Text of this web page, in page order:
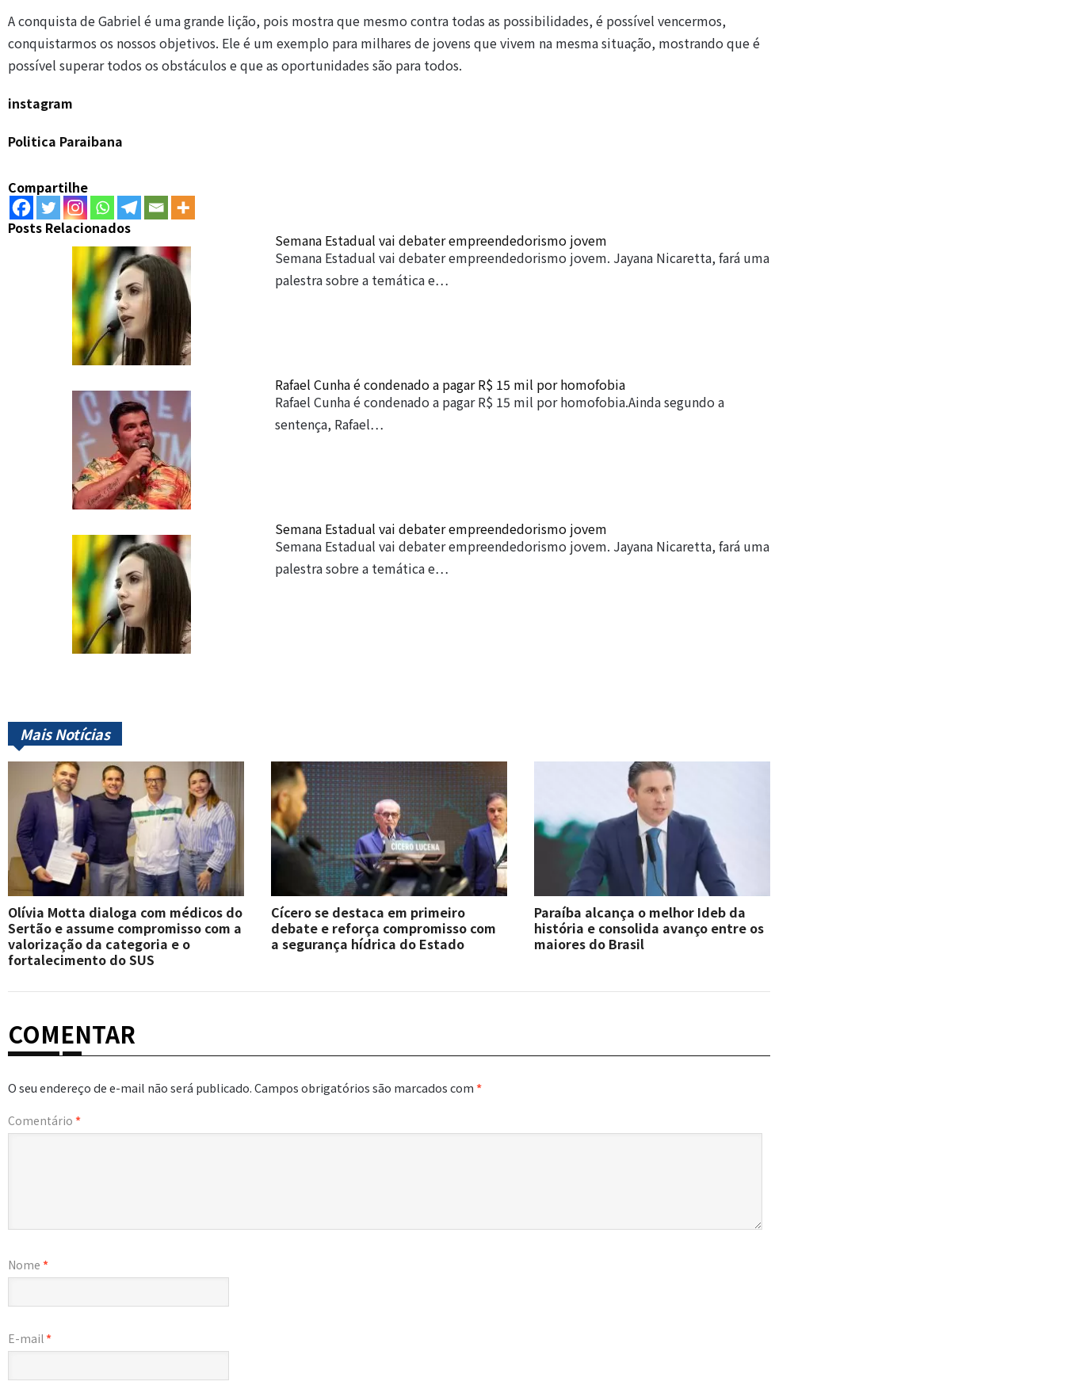
A conquista de Gabriel é uma grande lição, pois mostra que mesmo contra todas as possibilidades, é possível vencermos,
conquistarmos os nossos objetivos. Ele é um exemplo para milhares de jovens que vivem na mesma situação, mostrando que é
possível superar todos os obstáculos e que as oportunidades são para todos.
instagram
Politica Paraibana
Compartilhe
Posts Relacionados
Semana Estadual vai debater empreendedorismo jovem
Semana Estadual vai debater empreendedorismo jovem. Jayana Nicaretta, fará uma
palestra sobre a temática e…
Rafael Cunha é condenado a pagar R$ 15 mil por homofobia
Rafael Cunha é condenado a pagar R$ 15 mil por homofobia.Ainda segundo a
sentença, Rafael…
Semana Estadual vai debater empreendedorismo jovem
Semana Estadual vai debater empreendedorismo jovem. Jayana Nicaretta, fará uma
palestra sobre a temática e…
Mais Notícias
Olívia Motta dialoga com médicos do
Sertão e assume compromisso com a
valorização da categoria e o
fortalecimento do SUS
Cícero se destaca em primeiro
debate e reforça compromisso com
a segurança hídrica do Estado
Paraíba alcança o melhor Ideb da
história e consolida avanço entre os
maiores do Brasil
COMENTAR
O seu endereço de e-mail não será publicado.Campos obrigatórios são marcados com*
Comentário *
Nome *
E-mail*